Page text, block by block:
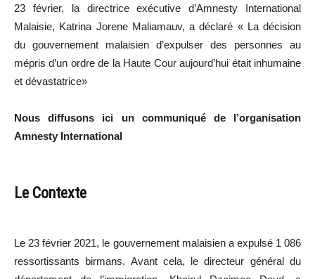
23 février, la directrice exécutive d’Amnesty International
Malaisie, Katrina Jorene Maliamauv, a déclaré « La décision
du gouvernement malaisien d’expulser des personnes au
mépris d’un ordre de la Haute Cour aujourd’hui était inhumaine
et dévastatrice»
Nous diffusons ici un communiqué de l’organisation
Amnesty International
Le Contexte
Le 23 février 2021, le gouvernement malaisien a expulsé 1 086
ressortissants birmans. Avant cela, le directeur général du